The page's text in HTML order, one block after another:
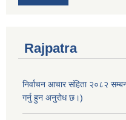
Rajpatra
निर्वाचन आचार संहिता २०८२
गर्नु हुन अनुरोध छ।)